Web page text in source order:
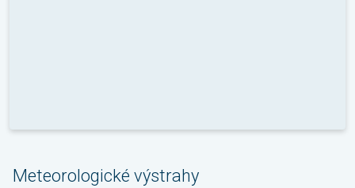
Meteorologické výstrahy